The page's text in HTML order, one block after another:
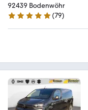
92439 Bodenwöhr
5 Sterne
(79)